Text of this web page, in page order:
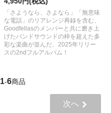
「さようなら、さよなら」「無意味
な電話」のリアレンジ再録を含む、
Goodfellasのメンバーと共に磨き上
げたバンドサウンドの枠を超えた多
彩な楽曲が並んだ、2025年リリー
スの2ndフルアルバム！
1-6商品
次へ